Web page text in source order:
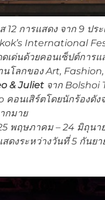
12 การแสดง จาก 9 ป
International
เด่นด้วยคอนเซ็ปต์กา
นโลกของArt,
& Julietจาก Bolshoi
อนเสิร์ตโดยนักร้องดั
กมาย
พฤษภาคม – 24 มิถุนา
ดงระหว่างวันที่ 5 กันยา